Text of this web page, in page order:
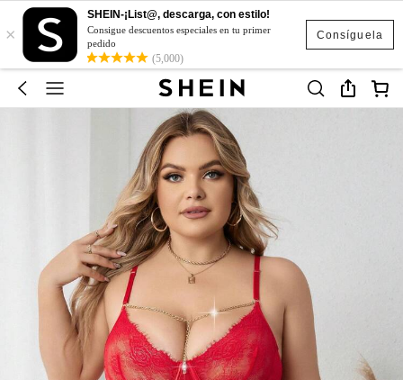
Consíguela
×
SHEIN-¡List@, descarga, con estilo!
Consigue descuentos especiales en tu primer
pedido
(5,000)